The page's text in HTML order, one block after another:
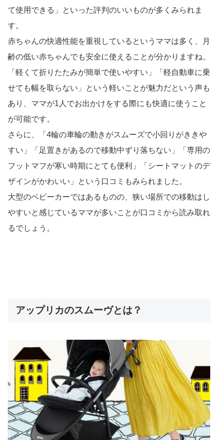
て使用できる」といった評判のいいものが多くみられま
す。
赤ちゃんの快適性能を重視しているというママは多く、月
齢の低い赤ちゃんでも安全に使えることが分かりますね。
「軽くて折りたたみが簡単で使いやすい」「軽自動車に乗
せても幅を取らない」という軽いことが魅力だという声も
あり、ママが1人でお出かけをする際にも快適に使うこと
が可能です。
さらに、「4輪の車輪の動きがスムーズで小回りがききや
すい」「足置きがあるので移動中ずり落ちない」「専用の
フットマフが寒い時期にとても便利」「シートマットのデ
ザインがかわいい」という口コミもみられました。
大型のベビーカーではあるものの、狭い場所での移動はし
やすいと感じているママが多いことが口コミから読み取れ
るでしょう。
アップリカのスムーヴとは？